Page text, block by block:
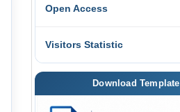
Open Access
Visitors Statistic
Download Template